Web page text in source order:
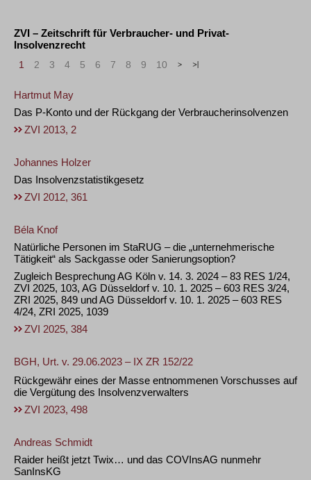
ZVI – Zeitschrift für Verbraucher- und Privat-
Insolvenzrecht
1 2 3 4 5 6 7 8 9 10 > »
Hartmut May
Das P-Konto und der Rückgang der Verbraucherinsolvenzen
ZVI 2013, 2
Johannes Holzer
Das Insolvenzstatistikgesetz
ZVI 2012, 361
Béla Knof
Natürliche Personen im StaRUG – die „unternehmerische
Tätigkeit“ als Sackgasse oder Sanierungsoption?
Zugleich Besprechung AG Köln v. 14. 3. 2024 – 83 RES 1/24,
ZVI 2025, 103, AG Düsseldorf v. 10. 1. 2025 – 603 RES 3/24,
ZRI 2025, 849 und AG Düsseldorf v. 10. 1. 2025 – 603 RES
4/24, ZRI 2025, 1039
ZVI 2025, 384
BGH, Urt. v. 29.06.2023 – IX ZR 152/22
Rückgewähr eines der Masse entnommenen Vorschusses auf
die Vergütung des Insolvenzverwalters
ZVI 2023, 498
Andreas Schmidt
Raider heißt jetzt Twix… und das COVInsAG nunmehr
SanInsKG